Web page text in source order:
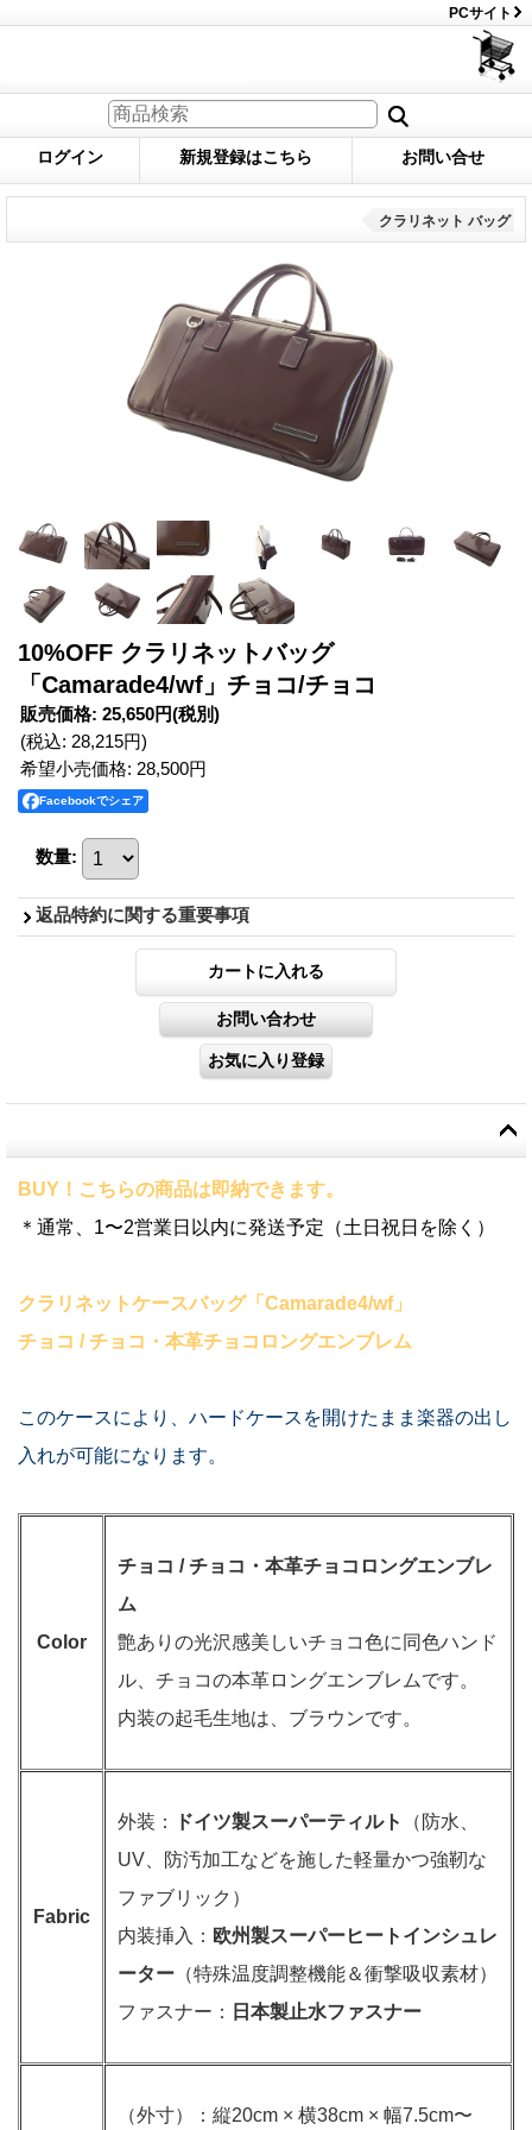
PCサイト
ログイン 新規登録はこちら お問い合せ
クラリネット バッグ
10%OFF クラリネットバッグ
「Camarade4/wf」チョコ/チョコ
販売価格: 25,650円(税別)
(税込: 28,215円)
希望小売価格: 28,500円
Facebookでシェア
数量:
返品特約に関する重要事項
BUY！こちらの商品は即納できます。
＊通常、1〜2営業日以内に発送予定（土日祝日を除く）
クラリネットケースバッグ「Camarade4/wf」
チョコ / チョコ・本革チョコロングエンブレム
このケースにより、ハードケースを開けたまま楽器の出し
入れが可能になります。
Color
チョコ / チョコ・本革チョコロングエンブレ
ム
艶ありの光沢感美しいチョコ色に同色ハンド
ル、チョコの本革ロングエンブレムです。
内装の起毛生地は、ブラウンです。
Fabric
外装： ドイツ製スーパーティルト
（防水、
UV、防汚加工などを施した軽量かつ強靭な
ファブリック）
内装挿入： 欧州製スーパーヒートインシュレ
ーター （特殊温度調整機能＆衝撃吸収素材）
ファスナー：
日本製止水ファスナー
（外寸）：縦20cm × 横38cm × 幅7.5cm〜